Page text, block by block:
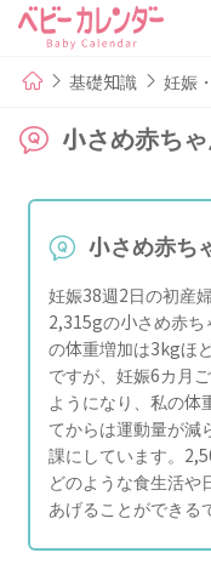
基礎知識 妊娠
小さめ赤ち
小さめ赤ち
妊娠38週2日の初産
2,315gの小さめ赤ち
の体重増加は3kgほ
ですが、妊娠6カ月
ようになり、私の体
てからは運動量が減
課にしています。
どのような食生活や
あげることができる